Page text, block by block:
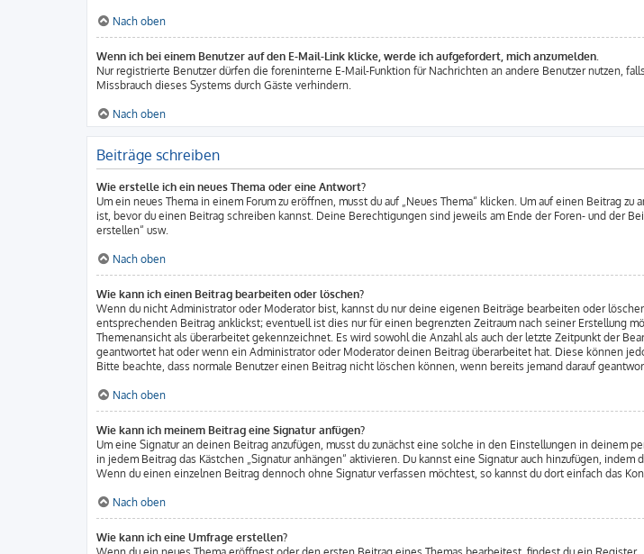
Nach oben
Wenn ich bei einem Benutzer auf den E-Mail-Link klicke, werde ich aufgefordert, mich anzumelden.
Nur registrierte Benutzer dürfen die foreninterne E-Mail-Funktion für Nachrichten an andere Benutzer nutzen,
Missbrauch dieses Systems durch Gäste verhindern.
Nach oben
Beiträge schreiben
Wie erstelle ich ein neues Thema oder eine Antwort?
Um ein neues Thema in einem Forum zu eröffnen, musst du auf „Neues Thema“ klicken. Um auf einen Beitrag
ist, bevor du einen Beitrag schreiben kannst. Deine Berechtigungen sind jeweils am Ende der Foren- und der
erstellen“ usw.
Nach oben
Wie kann ich einen Beitrag bearbeiten oder löschen?
Wenn du nicht Administrator oder Moderator bist, kannst du nur deine eigenen Beiträge bearbeiten oder
entsprechenden Beitrag anklickst; eventuell ist dies nur für einen begrenzten Zeitraum nach seiner Erstellung
Themenansicht als überarbeitet gekennzeichnet. Es wird sowohl die Anzahl als auch der letzte Zeitpunkt der
geantwortet hat oder wenn ein Administrator oder Moderator deinen Beitrag überarbeitet hat. Diese können
Bitte beachte, dass normale Benutzer einen Beitrag nicht löschen können, wenn bereits jemand darauf
Nach oben
Wie kann ich meinem Beitrag eine Signatur anfügen?
Um eine Signatur an deinen Beitrag anzufügen, musst du zunächst eine solche in den Einstellungen in
in jedem Beitrag das Kästchen „Signatur anhängen“ aktivieren. Du kannst eine Signatur auch hinzufügen,
Wenn du einen einzelnen Beitrag dennoch ohne Signatur verfassen möchtest, so kannst du dort einfach das
Nach oben
Wie kann ich eine Umfrage erstellen?